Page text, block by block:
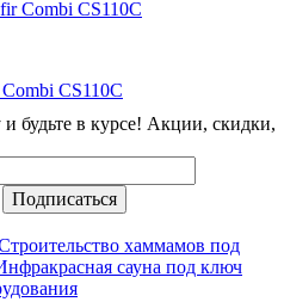
CS110C
будьте в курсе! Акции, скидки,
Подписаться
хаммамов под
сауна под ключ